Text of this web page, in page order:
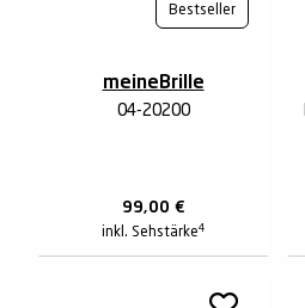
Bestseller
meineBrille
04-20200
99,00 €
inkl. Sehstärke4